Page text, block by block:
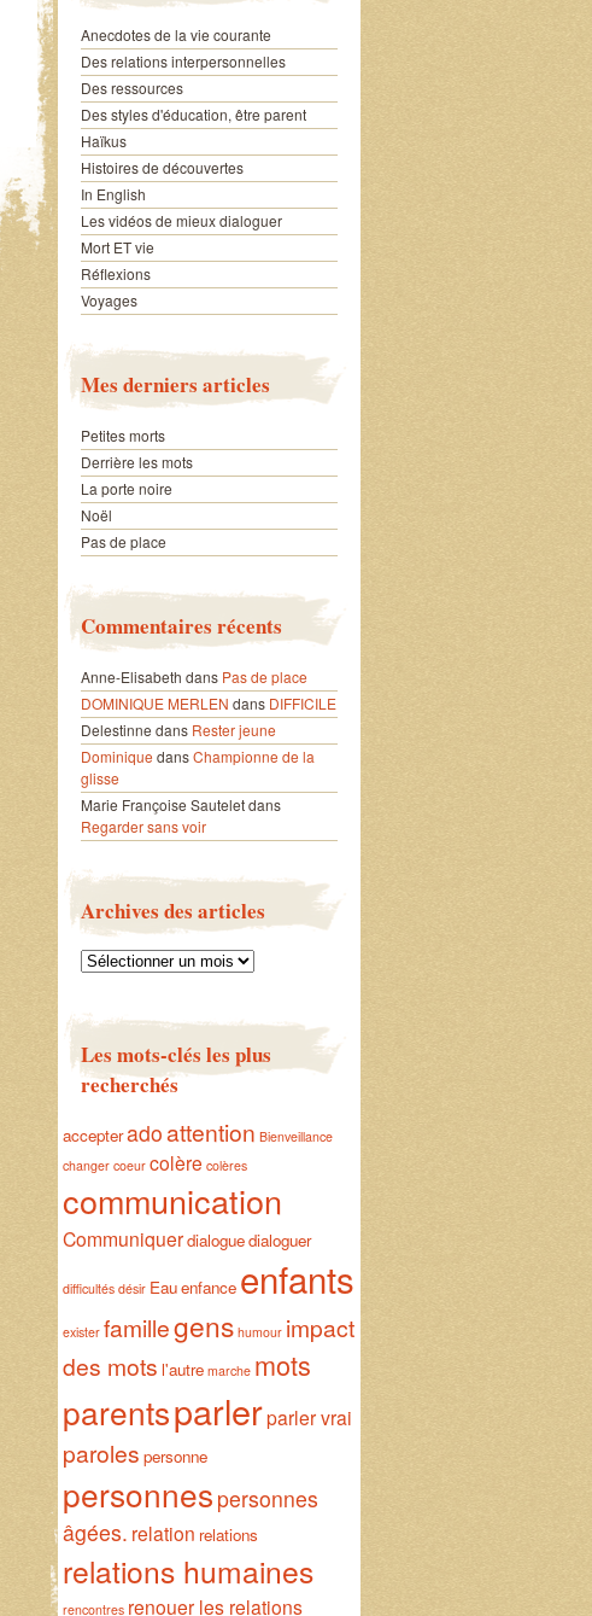
Anecdotes de la vie courante
Des relations interpersonnelles
Des ressources
Des styles d'éducation, être parent
Haïkus
Histoires de découvertes
In English
Les vidéos de mieux dialoguer
Mort ET vie
Réflexions
Voyages
Mes derniers articles
Petites morts
Derrière les mots
La porte noire
Noël
Pas de place
Commentaires récents
Anne-Elisabeth dans Pas de place
DOMINIQUE MERLEN dans DIFFICILE
Delestinne dans Rester jeune
Dominique dansChampionne de la
glisse
Marie Françoise Sauteletdans
Regarder sans voir
Archives des articles
Archives
Les mots-clés les plus
recherchés
accepteradoattention Bienveillance
changer coeur colère colères
communication
Communiquerdialoguedialoguer
difficultés désir Eauenfance enfants
exister famillegens humour impact
des mots l'autre marche mots
parentsparlerparler vrai
paroles personne
personnes personnes
âgées. relation relations
relations humaines
rencontres renouer les relations